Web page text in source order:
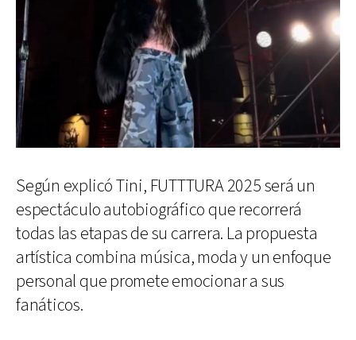
Según explicó Tini, FUTTTURA 2025 será un
espectáculo autobiográfico que recorrerá
todas las etapas de su carrera. La propuesta
artística combina música, moda y un enfoque
personal que promete emocionar a sus
fanáticos.